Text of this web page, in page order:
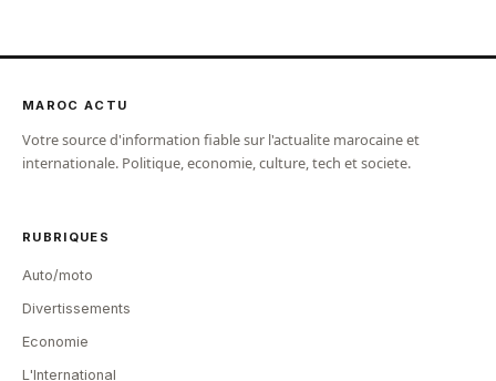
MAROC ACTU
Votre source d'information fiable sur l'actualite marocaine et
internationale. Politique, economie, culture, tech et societe.
RUBRIQUES
Auto/moto
Divertissements
Economie
L'International